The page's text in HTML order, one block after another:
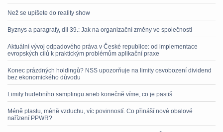
Než se upíšete do reality show
Byznys a paragrafy, díl 39.: Jak na organizační změny ve společnosti
Aktuální vývoj odpadového práva v České republice: od implementace
evropských cílů k praktickým problémům aplikační praxe
Konec prázdných holdingů? NSS upozorňuje na limity osvobození dividend
bez ekonomického důvodu
Limity hudebního samplingu aneb konečně víme, co je pastiš
Méně plastu, méně vzduchu, víc povinností. Co přináší nové obalové
nařízení PPWR?